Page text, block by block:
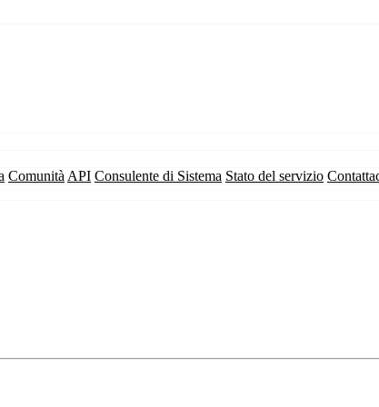
Comunità API Consulente di Sistema Stato del servizio